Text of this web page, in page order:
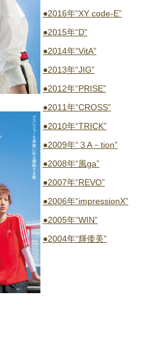
●2016年“XY code-E”
●2015年“D”
●2014年“VitA”
●2013年“JIG”
●2012年“PRISE”
●2011年“CROSS”
●2010年“TRICK”
●2009年“３A－tion”
●2008年“風ga”
●2007年“REVO”
●2006年“impressionX”
●2005年“WIN”
●2004年“輝倭美”